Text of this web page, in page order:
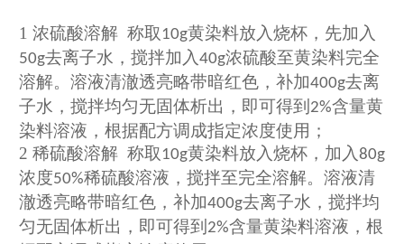
1 浓硫酸溶解 称取 10g黄染料放入烧杯，先加入
50g去离子水，搅拌加入 40g浓硫酸至黄染料完全
溶解。溶液清澈透亮略带暗红色，补加400g去离
子水，搅拌均匀无固体析出，即可得到 2%含量黄
染料溶液，根据配方调成指定浓度使用；
2 稀硫酸溶解 称取 10g黄染料放入烧杯，加入 80g
浓度50%稀硫酸溶液，搅拌至完全溶解。溶液清
澈透亮略带暗红色，补加400g去离子水，搅拌均
匀无固体析出，即可得到 2%含量黄染料溶液，根